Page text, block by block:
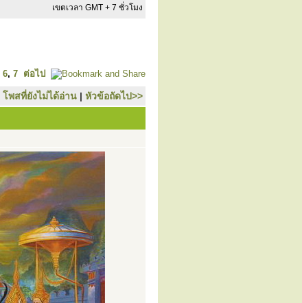
เขตเวลา GMT + 7 ชั่วโมง
6, 7 ต่อไป
โพสที่ยังไม่ได้อ่าน | หัวข้อถัดไป>>